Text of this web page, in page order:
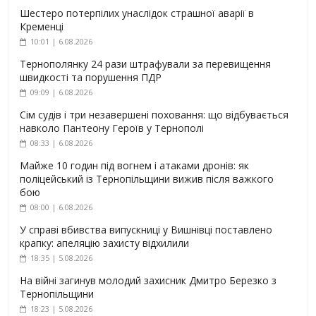
Шестеро потерпілих унаслідок страшної аварії в
Кременці
10:01 | 6.08.2026
Тернополянку 24 рази штрафували за перевищення
швидкості та порушення ПДР
09:09 | 6.08.2026
Сім судів і три незавершені поховання: що відбувається
навколо Пантеону Героїв у Тернополі
08:33 | 6.08.2026
Майже 10 годин під вогнем і атаками дронів: як
поліцейський із Тернопільщини вижив після важкого
бою
08:00 | 6.08.2026
У справі вбивства випускниці у Вишнівці поставлено
крапку: апеляцію захисту відхилили
18:35 | 5.08.2026
На війні загинув молодий захисник Дмитро Березко з
Тернопільщини
18:23 | 5.08.2026